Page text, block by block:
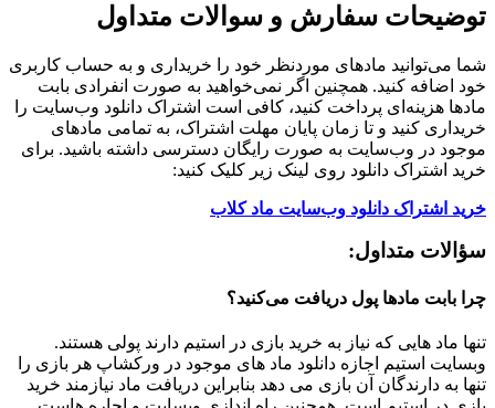
توضیحات سفارش و سوالات متداول
شما می‌توانید مادهای موردنظر خود را خریداری و به حساب کاربری
خود اضافه کنید. همچنین اگر نمی‌خواهید به صورت انفرادی بابت
مادها هزینه‌ای پرداخت کنید، کافی است اشتراک دانلود وب‌سایت را
خریداری کنید و تا زمان پایان مهلت اشتراک، به تمامی مادهای
موجود در وب‌سایت به صورت رایگان دسترسی داشته باشید. برای
خرید اشتراک دانلود روی لینک زیر کلیک کنید:
خرید اشتراک دانلود وب‌سایت ماد کلاب
سؤالات متداول:
چرا بابت مادها پول دریافت می‌کنید؟
تنها ماد هایی که نیاز به خرید بازی در استیم دارند پولی هستند.
وبسایت استیم اجازه دانلود ماد های موجود در ورکشاپ هر بازی را
تنها به دارندگان آن بازی می دهد بنابراین دریافت ماد نیازمند خرید